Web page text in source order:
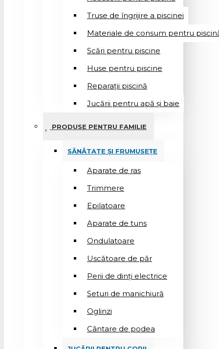
Truse de îngrijire a piscinei
Materiale de consum pentru
Scări pentru piscine
Huse pentru piscine
Reparații piscină
Jucării pentru apă și baie
PRODUSE PENTRU FAMILIE
SĂNĂTATE ȘI FRUMUSEȚE
Aparate de ras
Trimmere
Epilatoare
Aparate de tuns
Ondulatoare
Uscătoare de păr
Perii de dinți electrice
Seturi de manichiură
Oglinzi
Cântare de podea